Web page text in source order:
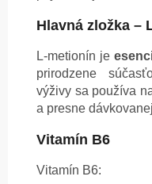
Hlavná zložka –
L-metionín je
prirodzene
výživy sa používa
a presne
Vitamín B6
Vitamín B6: